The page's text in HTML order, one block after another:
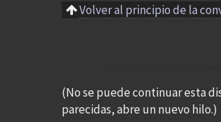
Volver al principio de la
(No se puede continuar esta
parecidas, abre un nuevo hilo.)